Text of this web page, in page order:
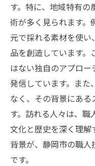
静岡市の
伝統と現
革新的な
融合が生
職人の技に触
職人技を
静岡市の
職人との
季節ごと
す。特に、地域特有
術が多く見られます。
元で採れる素材を使
品を創造しています。
はない独自のアプロ
発信しています。また
なく、その背景にあ
す。訪れる人々は、職
文化と歴史を深く理解
背景が、静岡市の職
です。